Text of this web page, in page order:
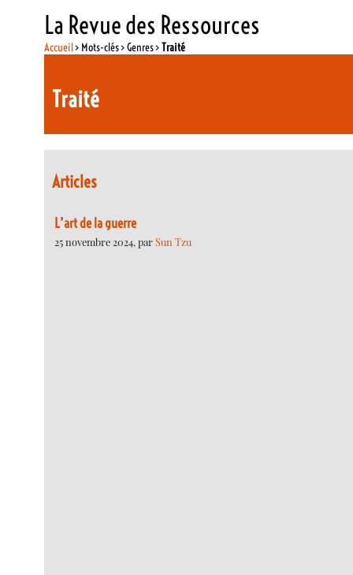
La Revue des Ressources
Accueil> Mots-clés > Genres >Traité
Traité
Articles
L’art de la guerre
25 novembre 2024, parSun Tzu